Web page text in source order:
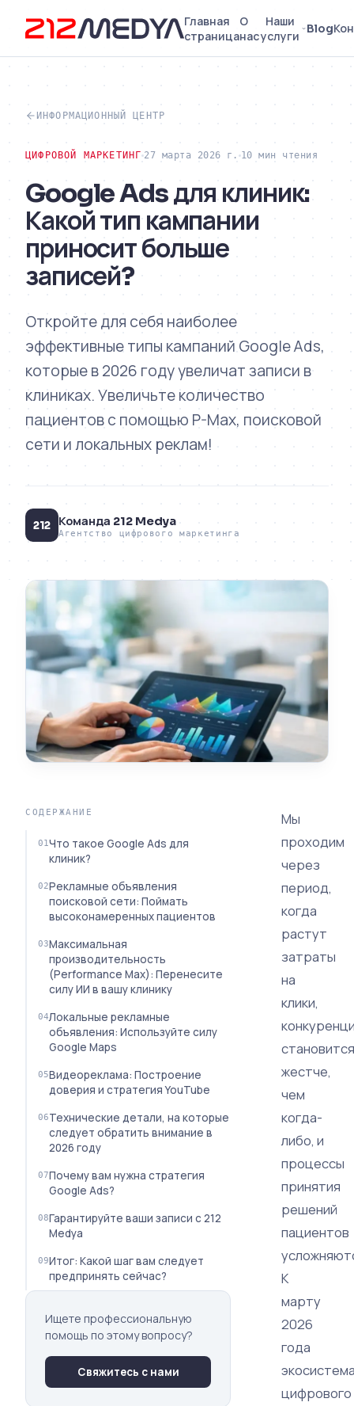
Главная
страница
О
нас
Наши
услуги
Blog
ИНФОРМАЦИОННЫЙ ЦЕНТР
ЦИФРОВОЙ МАРКЕТИНГ 27 марта 2026 г. 10 мин чтения
Google Ads для клиник:
Какой тип кампании
приносит больше
записей?
Откройте для себя наиболее
эффективные типы кампаний Google Ads,
которые в 2026 году увеличат записи в
клиниках. Увеличьте количество
пациентов с помощью P-Max, поисковой
сети и локальных реклам!
212 Команда 212 Medya
Агентство цифрового маркетинга
СОДЕРЖАНИЕ
Что такое Google Ads для
клиник?
Рекламные объявления
поисковой сети: Поймать
высоконамеренных пациентов
Максимальная
производительность
(Performance Max): Перенесите
силу ИИ в вашу клинику
Локальные рекламные
объявления: Используйте силу
Google Maps
Видеореклама: Построение
доверия и стратегия YouTube
Технические детали, на которые
следует обратить внимание в
2026 году
Почему вам нужна стратегия
Google Ads?
Гарантируйте ваши записи с 212
Medya
Итог: Какой шаг вам следует
предпринять сейчас?
Ищете профессиональную
помощь по этому вопросу?
Свяжитесь с нами
Мы
проходим
через
период,
когда
растут
затраты
на
клики,
становится
жестче,
чем
когда-
либо, и
процессы
принятия
решений
пациентов
К
марту
2026
года
цифрового